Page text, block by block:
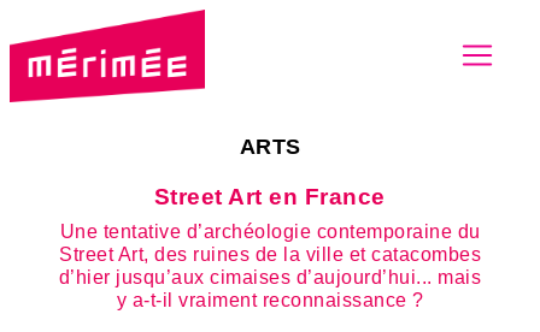
ARTS
Street Art en France
Une tentative d’archéologie contemporaine du
Street Art, des ruines de la ville et catacombes
d’hier jusqu’aux cimaises d’aujourd’hui... mais
y a-t-il vraiment reconnaissance ?